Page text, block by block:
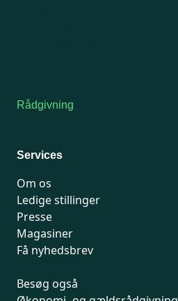
Rådgivning
Services
Om os
Ledige stillinger
Presse
Magasiner
Få nyhedsbrev
Besøg også